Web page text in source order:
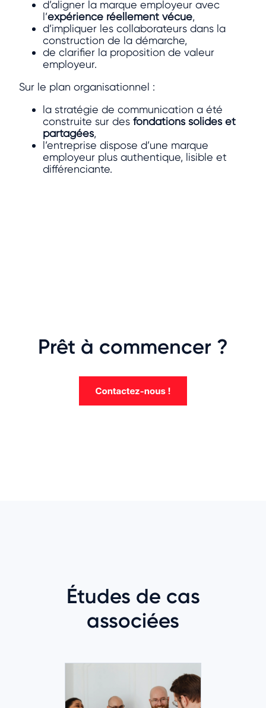
d’aligner la marque employeur avec
l’expérience réellement vécue,
d’impliquer les collaborateurs dans la
construction de la démarche,
de clarifier la proposition de valeur
employeur.
Sur le plan organisationnel :
la stratégie de communication a été
construite sur des fondations solides et
partagées,
l’entreprise dispose d’une marque
employeur plus authentique, lisible et
différenciante.
Prêt à commencer ?
Études de cas
associées